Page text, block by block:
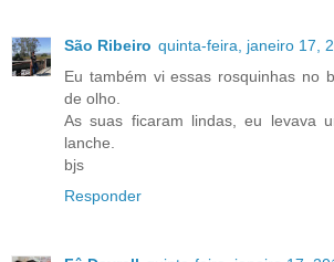
São Ribeiro quinta-feira, janeiro 17,
Eu também vi essas rosquinhas no
de olho.
As suas ficaram lindas, eu levava
lanche.
bjs
Responder